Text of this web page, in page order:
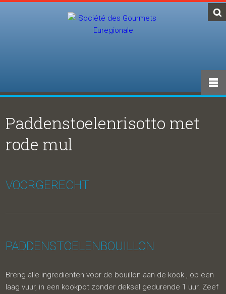
Paddenstoelenrisotto met
rode mul
VOORGERECHT
PADDENSTOELENBOUILLON
Breng alle ingrediënten voor de bouillon aan de kook , op een
laag vuur, in een kookpot zonder deksel gedurende 1 uur. Zeef